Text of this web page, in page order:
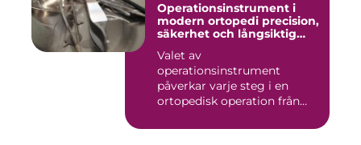
Operationsinstrument i
modern ortopedi precision,
säkerhet och långsiktig
Valet av
operationsinstrument
påverkar varje steg i en
ortopedisk operation från